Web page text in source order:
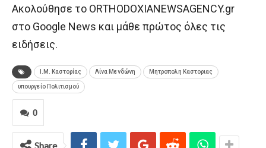
Ακολούθησε το ORTHODOXIANEWSAGENCY.gr
στο Google News και μάθε πρώτος όλες τις
ειδήσεις.
Ι.Μ. Καστορίας Λίνα Μενδώνη Μητροπολη Καστοριας
υπουργείο Πολιτισμού
0
Share